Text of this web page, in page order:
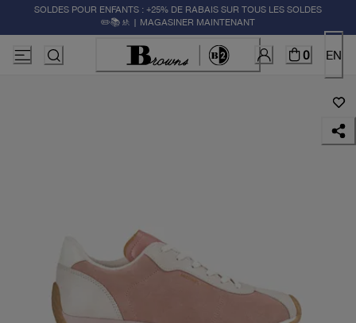
SOLDES POUR ENFANTS : +25% DE RABAIS SUR TOUS LES SOLDES
✏️📚🚸 | MAGASINER MAINTENANT
0 EN